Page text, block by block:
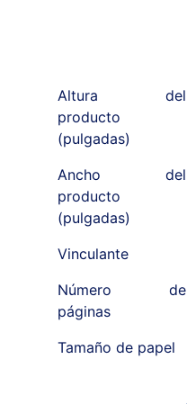
Altura del
producto
(pulgadas)
Ancho del
producto
(pulgadas)
Vinculante
Número de
páginas
Tamaño de papel